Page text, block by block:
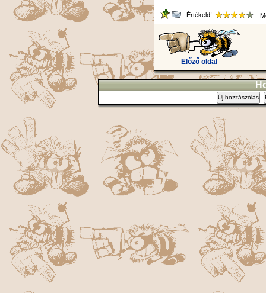
Értékeld!
Előző oldal
Új hozzászólás